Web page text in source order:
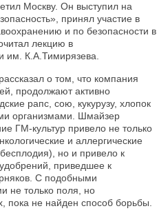
Москву. Он выступил на
принял участие в
и по безопасности в
лекцию в
им. К.А.Тимирязева.
о том, что компания
продолжают активно
рапс, сою, кукурузу, хлопок
организмами. Шмайзер
ГМ-культур привело не только
и аллергические
но и привело к
приведшее к
С подобными
не только поля, но
не найден способ борьбы.